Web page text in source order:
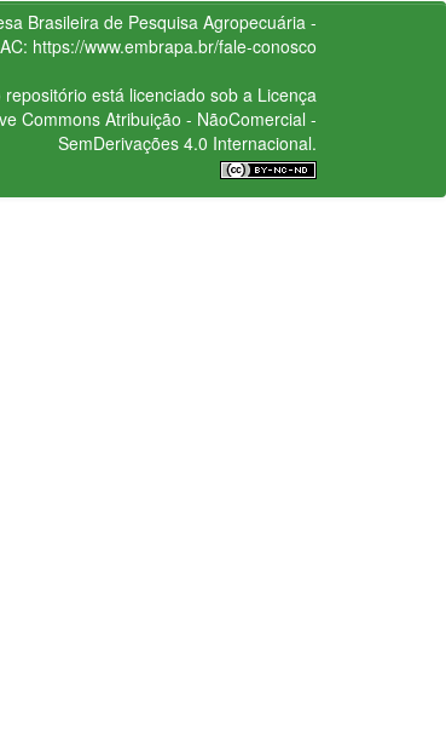
Brasileira de Pesquisa Agropecuária -
https://www.embrapa.br/fale-conosco
está licenciado sob a Licença
CommonsAtribuição - NãoComercial -
SemDerivações 4.0 Internacional.